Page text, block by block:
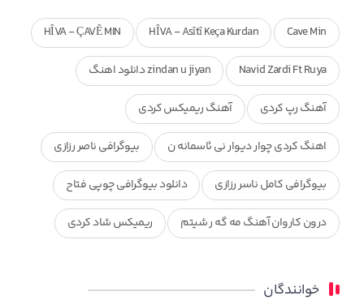
Cave Min
HÎVA - Asîtî Keça Kurdan
HÎVA - ÇAVÊ MIN
Navid Zardi Ft Ruya zindan u jiyan دانلود اهنگ
آهنگ رپ کردی آهنگ ریمیکس کردی
اهنگ کردی چوار دیوار نی ئاسمانه ن بیوگرافی ناصر رزازی
بیوگرافی کامل ناسر رزازی دانلود بیوگرافی چوپی فتاح
درون کاروان آهنگ مه گه ر شیتم ریمیکس شاد کردی
خوانندگان